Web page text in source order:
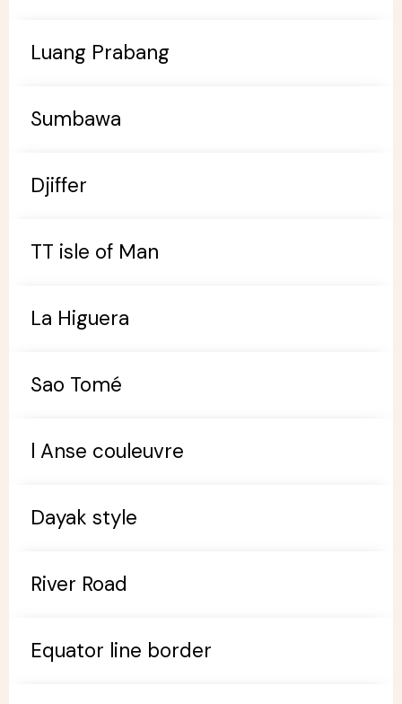
Luang Prabang
Sumbawa
Djiffer
TT isle of Man
La Higuera
Sao Tomé
l Anse couleuvre
Dayak style
River Road
Equator line border